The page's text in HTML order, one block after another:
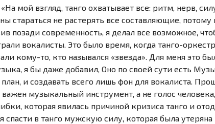
«На мой взгляд, танго охватывает все: ритм, нерв,
стараться не растерять все составляющие,
позади современность, я делал все возможное,
вокалисты. Это было время, когда танго-
кому-то, кто назывался «звезда». Для меня это
я бы даже добавил, Оно по своей сути есть
и создавать всего лишь фон для вокалиста.
музыкальный инструмент, а не голос
которая явилась причиной кризиса танго и
спасти в танго мужскую силу, которая была